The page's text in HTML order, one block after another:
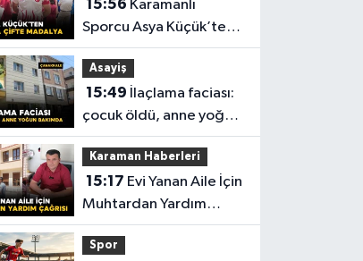
15:56
Sporcu Asya Küçük’ten
Batum’da Çifte Madalya
Asayiş
15:49
çocuk öldü, anne yoğun
bakımda
Karaman Haberleri
15:17
Muhtardan Yardım
Çağrısı
Spor